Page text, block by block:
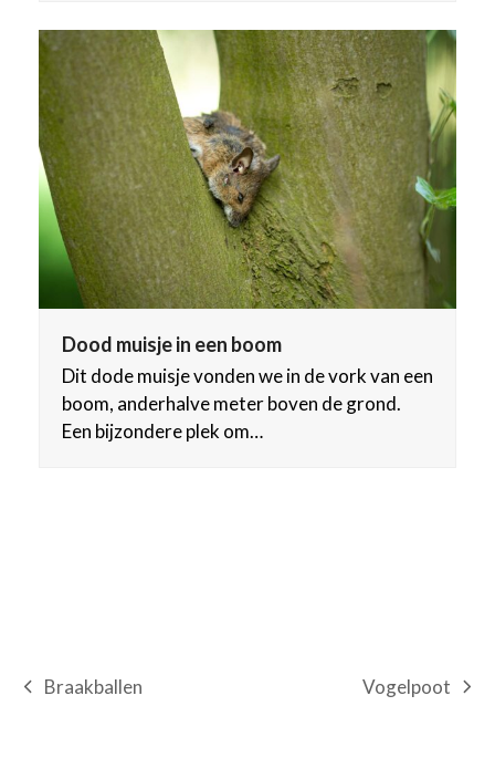
Dood muisje in een boom
Dit dode muisje vonden we in de vork van een
boom, anderhalve meter boven de grond.
Een bijzondere plek om…
previous
Braakballen
next
Vogelpoot